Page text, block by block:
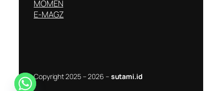
MOMEN
E-MAGZ
Copyright 2025 – 2026 – sutami.id